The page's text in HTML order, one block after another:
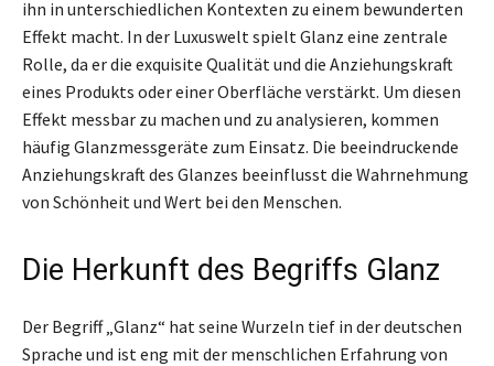
ihn in unterschiedlichen Kontexten zu einem bewunderten
Effekt macht. In der Luxuswelt spielt Glanz eine zentrale
Rolle, da er die exquisite Qualität und die Anziehungskraft
eines Produkts oder einer Oberfläche verstärkt. Um diesen
Effekt messbar zu machen und zu analysieren, kommen
häufig Glanzmessgeräte zum Einsatz. Die beeindruckende
Anziehungskraft des Glanzes beeinflusst die Wahrnehmung
von Schönheit und Wert bei den Menschen.
Die Herkunft des Begriffs Glanz
Der Begriff „Glanz“ hat seine Wurzeln tief in der deutschen
Sprache und ist eng mit der menschlichen Erfahrung von